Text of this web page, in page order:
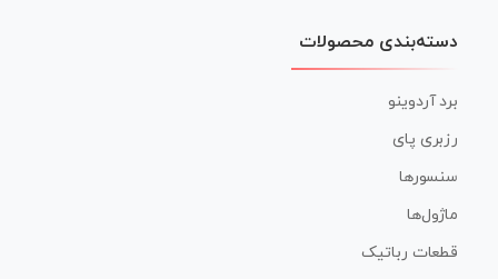
دسته‌بندی محصولات
برد آردوینو
رزبری پای
سنسورها
ماژول‌ها
قطعات رباتیک